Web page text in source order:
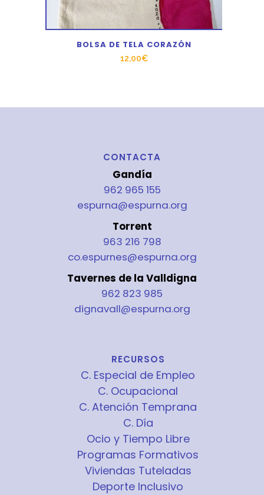
BOLSA DE TELA CORAZÓN
12,00€
CONTACTA
Gandía
962 965 155
espurna@espurna.org
Torrent
963 216 798
co.espurnes@espurna.org
Tavernes de la Valldigna
962 823 985
dignavall@espurna.org
RECURSOS
C. Especial de Empleo
C. Ocupacional
C. Atención Temprana
C. Día
Ocio y Tiempo Libre
Programas Formativos
Viviendas Tuteladas
Deporte Inclusivo